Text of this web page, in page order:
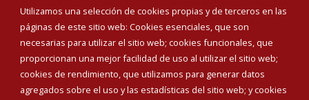
Utilizamos una selección de cookies propias y de terceros en las
páginas de este sitio web: Cookies esenciales, que son
necesarias para utilizar el sitio web; cookies funcionales, que
proporcionan una mejor facilidad de uso al utilizar el sitio web;
cookies de rendimiento, que utilizamos para generar datos
agregados sobre el uso y las estadísticas del sitio web; y cookies
Eventos
Corporación Municipal
Teléfonos de interés
INICIAR SESIÓN
MAPA WEB